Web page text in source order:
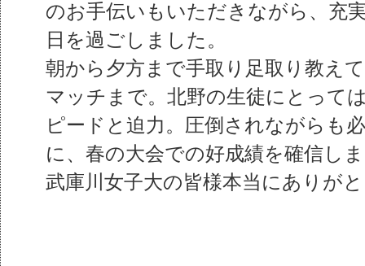
のお手伝いもいただきながら、充
日を過ごしました。
朝から夕方まで手取り足取り教え
マッチまで。北野の生徒にとって
ピードと迫力。圧倒されながらも
に、春の大会での好成績を確信し
武庫川女子大の皆様本当にありが